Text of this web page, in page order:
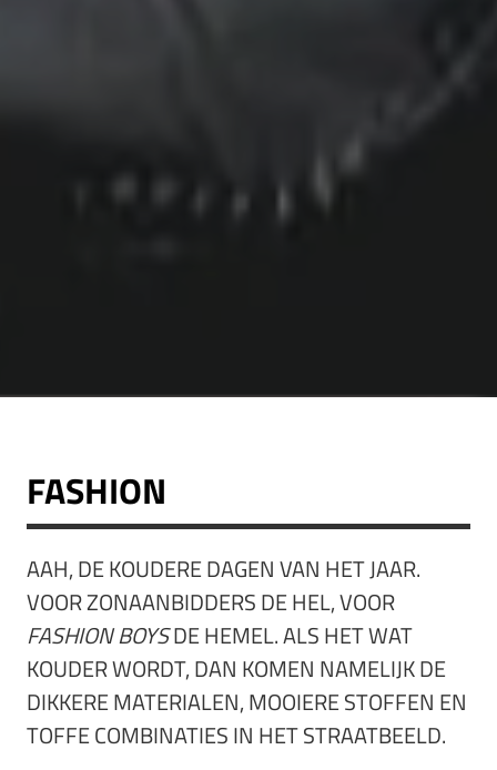
FASHION
AAH, DE KOUDERE DAGEN VAN HET JAAR.
VOOR ZONAANBIDDERS DE HEL, VOOR
FASHION BOYSDE HEMEL. ALS HET WAT
KOUDER WORDT, DAN KOMEN NAMELIJK DE
DIKKERE MATERIALEN, MOOIERE STOFFEN EN
TOFFE COMBINATIES IN HET STRAATBEELD.